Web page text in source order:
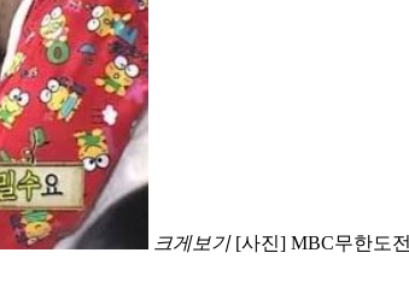
크게보기 [사진] MBC무한도전